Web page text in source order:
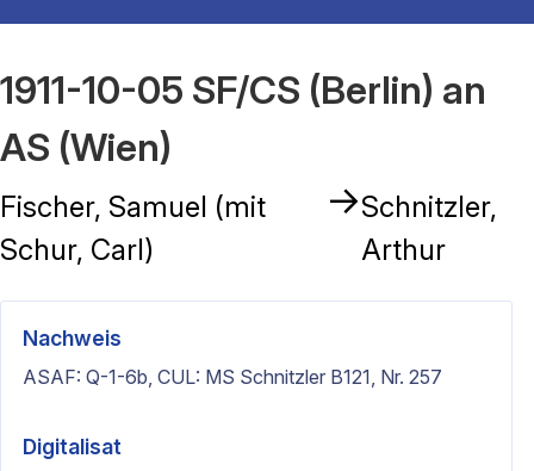
1911-10-05 SF/CS (Berlin) an
AS (Wien)
Fischer, Samuel (mit
Schur, Carl)
→Schnitzler,
Arthur
Nachweis
ASAF: Q-1-6b, CUL: MS Schnitzler B121, Nr. 257
Digitalisat